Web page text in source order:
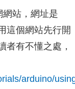
站，網址是
這個網站先行開
者有不懂之處，
arduino/